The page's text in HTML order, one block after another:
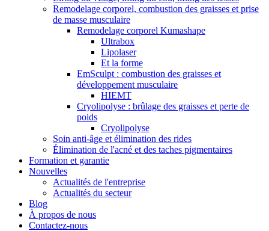
Remodelage corporel, combustion des graisses et prise
de masse musculaire
Remodelage corporel Kumashape
Ultrabox
Lipolaser
Et la forme
EmSculpt : combustion des graisses et
développement musculaire
HIEMT
Cryolipolyse : brûlage des graisses et perte de
poids
Cryolipolyse
Soin anti-âge et élimination des rides
Élimination de l'acné et des taches pigmentaires
Formation et garantie
Nouvelles
Actualités de l'entreprise
Actualités du secteur
Blog
À propos de nous
Contactez-nous